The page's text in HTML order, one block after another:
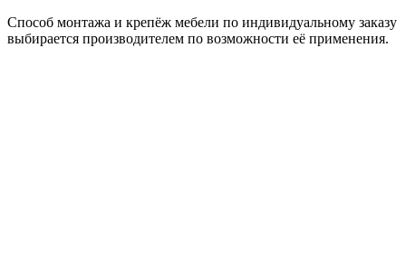
Способ монтажа и крепёж мебели по индивидуальному заказу
выбирается производителем по возможности её применения.